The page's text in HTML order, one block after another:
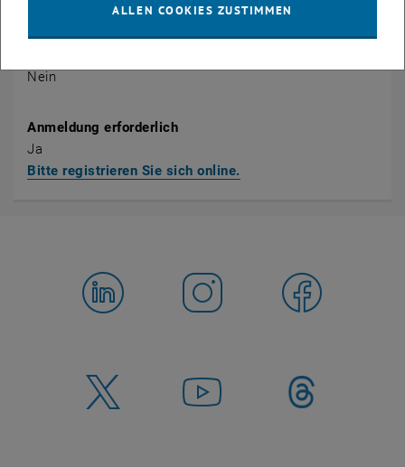
Nein
Anmeldung erforderlich
Ja
Bitte registrieren Sie sich online.
ALLEN COOKIES ZUSTIMMEN